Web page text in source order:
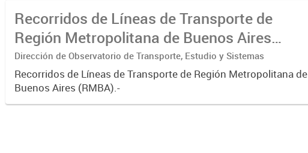
Recorridos de Líneas de Transporte de
Región Metropolitana de Buenos Aires
(RMBA)
Dirección de Observatorio de Transporte, Estudio y Sistemas
Recorridos de Líneas de Transporte de Región Metropolitana de
Buenos Aires (RMBA).-